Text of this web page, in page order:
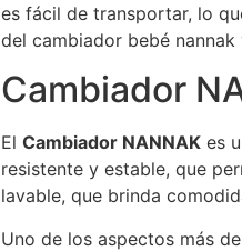
es fácil de transportar, lo
del cambiador bebé
Cambiador
El Cambiador NANNAK es
resistente y estable, que
lavable, que brinda
Uno de los aspectos más